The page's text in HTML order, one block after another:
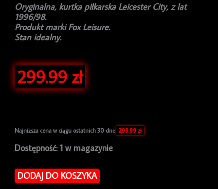
Oryginalna, kurtka piłkarska Leicester City, z lat
1996/98.
Produkt marki Fox Leisure.
Stan idealny.
299.99 zł
Najniższa cena w ciągu ostatnich 30 dni: 299.99 zł
Dostępność: 1 w magazynie
ilość
piłkarska
Leicester
DODAJ DO KOSZYKA